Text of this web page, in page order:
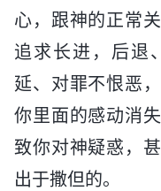
心，跟神的正常
追求长进，后退
延、对罪不恨恶
你里面的感动消
致你对神疑惑，
出于撒但的。